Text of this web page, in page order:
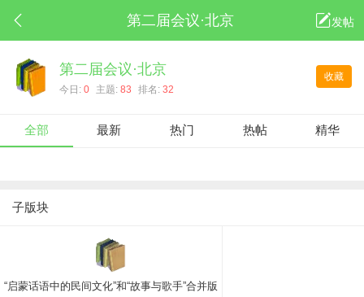
第二届会议·北京 发帖
收藏
第二届会议·北京
今日: 0 主题: 83 排名: 32
全部 最新 热门 热帖 精华
子版块
“启蒙话语中的民间文化”和“故事与歌手”合并版